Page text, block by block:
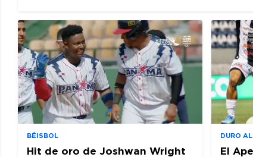
BÉISBOL
Hit de oro de Joshwan Wright
DURO
El